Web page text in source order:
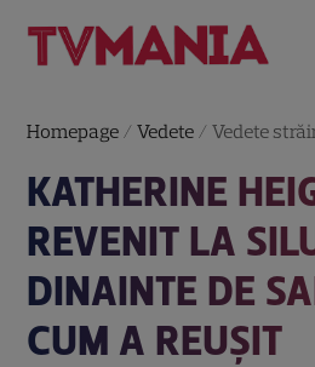
Homepage /Vedete /Vedete
KATHERINE
REVENIT LA
DINAINTE DE
CUM A REUȘIT